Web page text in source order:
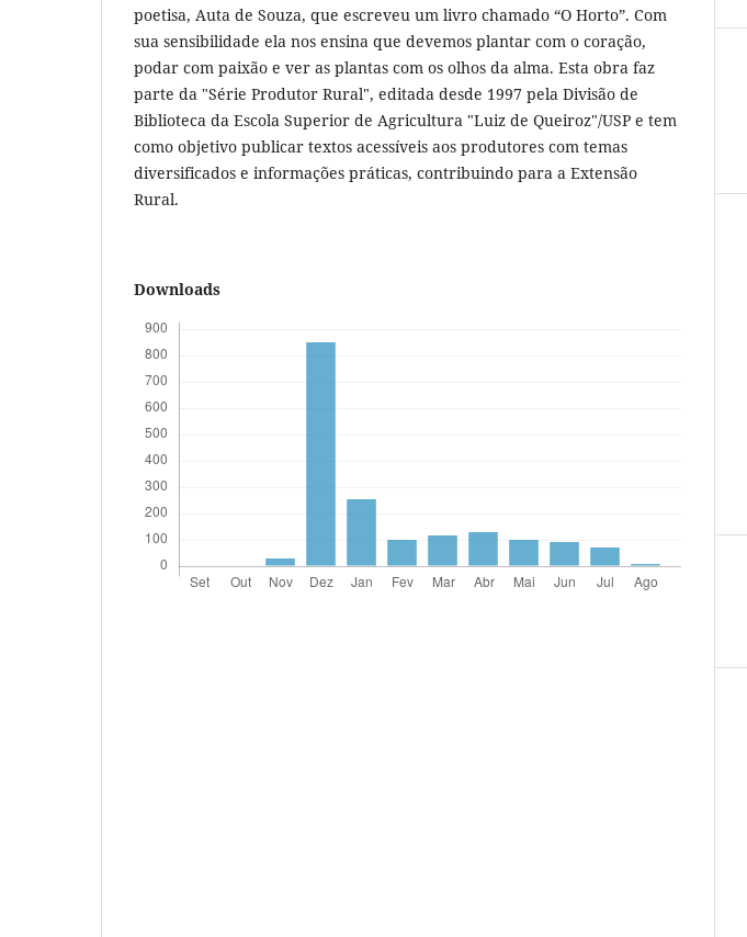
poetisa, Auta de Souza, que escreveu um livro chamado “O Horto”. Com
sua sensibilidade ela nos ensina que devemos plantar com o coração,
podar com paixão e ver as plantas com os olhos da alma. Esta obra faz
parte da "Série Produtor Rural", editada desde 1997 pela Divisão de
Biblioteca da Escola Superior de Agricultura "Luiz de Queiroz"/USP e tem
como objetivo publicar textos acessíveis aos produtores com temas
diversificados e informações práticas, contribuindo para a Extensão
Rural.
Downloads